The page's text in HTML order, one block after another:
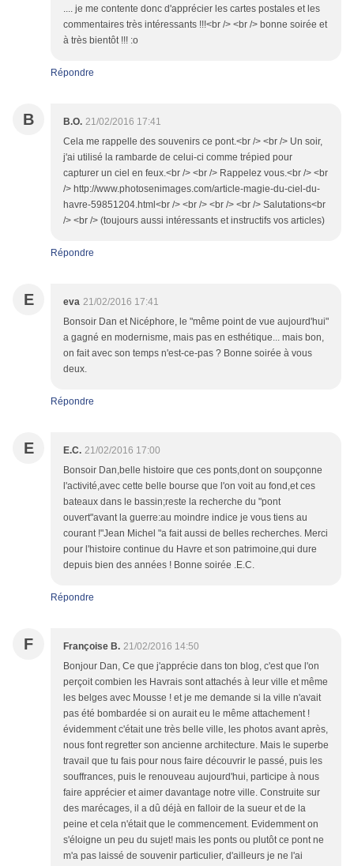
.... je me contente donc d'apprécier les cartes postales et les
commentaires très intéressants !!!<br /> <br /> bonne soirée et
à très bientôt !!! :o
Répondre
B B.O. 21/02/2016 17:41
Cela me rappelle des souvenirs ce pont.<br /> <br /> Un soir,
j'ai utilisé la rambarde de celui-ci comme trépied pour
capturer un ciel en feux.<br /> <br /> Rappelez vous.<br /> <br
/> http://www.photosenimages.com/article-magie-du-ciel-du-
havre-59851204.html<br /> <br /> <br /> <br /> Salutations<br
/> <br /> (toujours aussi intéressants et instructifs vos articles)
Répondre
E eva 21/02/2016 17:41
Bonsoir Dan et Nicéphore, le "même point de vue aujourd'hui"
a gagné en modernisme, mais pas en esthétique... mais bon,
on fait avec son temps n'est-ce-pas ? Bonne soirée à vous
deux.
Répondre
E E.C. 21/02/2016 17:00
Bonsoir Dan,belle histoire que ces ponts,dont on soupçonne
l'activité,avec cette belle bourse que l'on voit au fond,et ces
bateaux dans le bassin;reste la recherche du "pont
ouvert"avant la guerre:au moindre indice je vous tiens au
courant !"Jean Michel "a fait aussi de belles recherches. Merci
pour l'histoire continue du Havre et son patrimoine,qui dure
depuis bien des années ! Bonne soirée .E.C.
Répondre
F Françoise B. 21/02/2016 14:50
Bonjour Dan, Ce que j'apprécie dans ton blog, c'est que l'on
perçoit combien les Havrais sont attachés à leur ville et même
les belges avec Mousse ! et je me demande si la ville n'avait
pas été bombardée si on aurait eu le même attachement !
évidemment c'était une très belle ville, les photos avant après,
nous font regretter son ancienne architecture. Mais le superbe
travail que tu fais pour nous faire découvrir le passé, puis les
souffrances, puis le renouveau aujourd'hui, participe à nous
faire apprécier et aimer davantage notre ville. Construite sur
des marécages, il a dû déjà en falloir de la sueur et de la
peine et cela n'était que le commencement. Evidemment on
s'éloigne un peu du sujet! mais les ponts ou plutôt ce pont ne
m'a pas laissé de souvenir particulier, d'ailleurs je ne l'ai